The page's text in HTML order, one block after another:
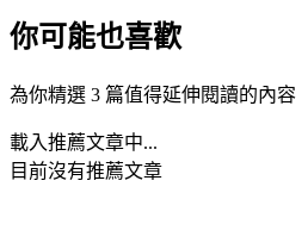
你可能也喜歡
為你精選 3 篇值得延伸閱讀的內容
載入推薦文章中...
目前沒有推薦文章